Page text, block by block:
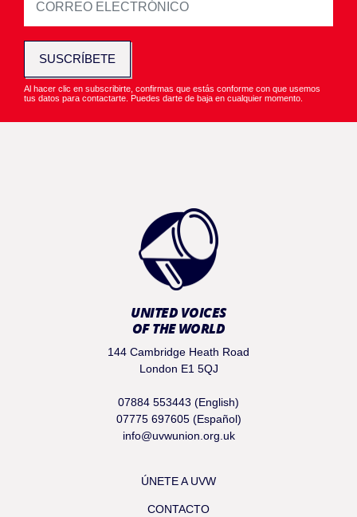
SUSCRÍBETE
Al hacer clic en subscribirte, confirmas que estás conforme con que usemos
tus datos para contactarte. Puedes darte de baja en cualquier momento.
UNITED VOICES
OF THE WORLD
144 Cambridge Heath Road
London E1 5QJ
07884 553443 (English)
07775 697605 (Español)
info@uvwunion.org.uk
ÚNETE A UVW
CONTACTO